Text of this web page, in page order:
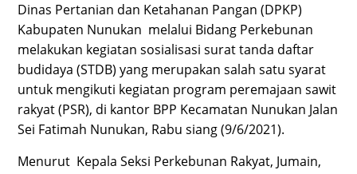
Dinas Pertanian dan Ketahanan Pangan (DPKP)
Kabupaten Nunukan melalui Bidang Perkebunan
melakukan kegiatan sosialisasi surat tanda daftar
budidaya (STDB) yang merupakan salah satu syarat
untuk mengikuti kegiatan program peremajaan sawit
rakyat (PSR), di kantor BPP Kecamatan Nunukan Jalan
Sei Fatimah Nunukan, Rabu siang (9/6/2021).
Menurut Kepala Seksi Perkebunan Rakyat, Jumain,